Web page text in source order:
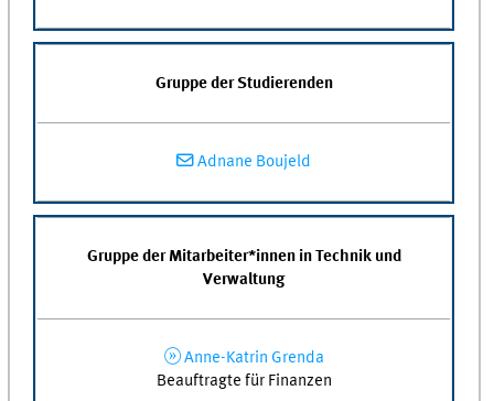
Gruppe der Studierenden
Adnane Boujeld
Gruppe der Mitarbeiter*innen in Technik und
Verwaltung
Anne-Katrin Grenda
Beauftragte für Finanzen